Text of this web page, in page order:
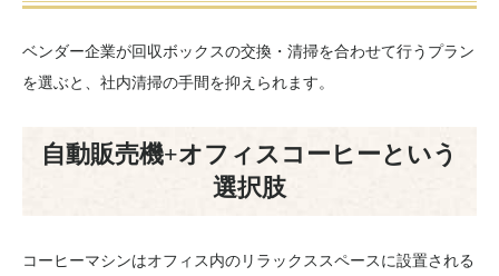
ベンダー企業が回収ボックスの交換・清掃を合わせて行うプラン
を選ぶと、社内清掃の手間を抑えられます。
自動販売機+オフィスコーヒーという
選択肢
コーヒーマシンはオフィス内のリラックススペースに設置される